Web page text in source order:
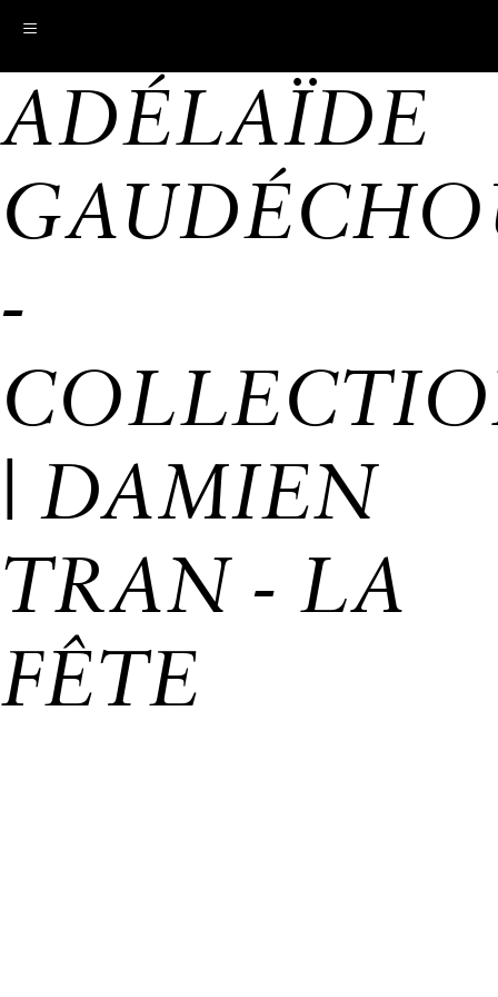
≡
ADÉLAÏDE
-
| DAMIEN
TRAN - LA
FÊTE